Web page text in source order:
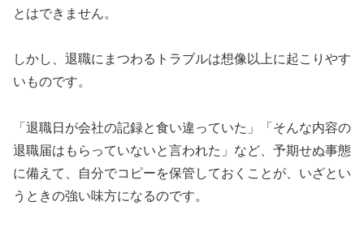
とはできません。
しかし、退職にまつわるトラブルは想像以上に起こりやす
いものです。
「退職日が会社の記録と食い違っていた」「そんな内容の
退職届はもらっていないと言われた」など、予期せぬ事態
に備えて、自分でコピーを保管しておくことが、いざとい
うときの強い味方になるのです。